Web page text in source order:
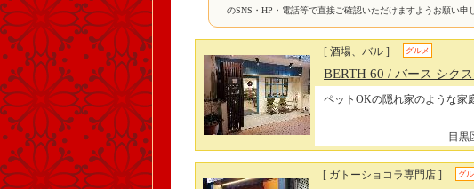
のSNS・HP・電話等で直接ご確認いただけますようお願い申
[ 酒場、バル ] グルメ
BERTH 60 / バース シクス
ペットOKの隠れ家のような家
目黒
[ ガトーショコラ専門店 ] グ